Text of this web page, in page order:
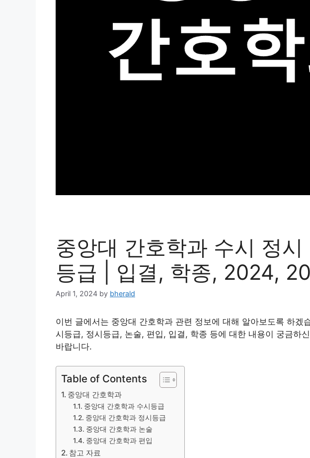
중앙대 간호학과 수시 정시
등급 | 입결, 학종, 2024,
April 1, 2024 by bherald
이번 글에서는 중앙대 간호학과 관련 정보에 대해 알아보도록 하겠
시등급, 정시등급, 논술, 편입, 입결, 학종 등에 대한 내용이 궁금하
바랍니다.
Table of Contents
중앙대 간호학과
중앙대 간호학과 수시등급
중앙대 간호학과 정시등급
중앙대 간호학과 논술
중앙대 간호학과 편입
참고 자료